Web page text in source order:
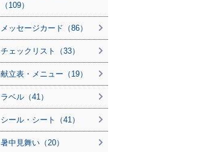
（109）
メッセージカード（86）
チェックリスト（33）
献立表・メニュー（19）
ラベル（41）
シール・シート（41）
暑中見舞い（20）